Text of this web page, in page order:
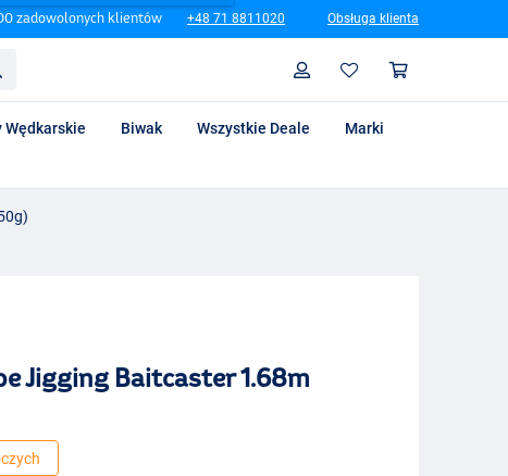
zadowolonych klientów +48 71 8811020 Obsługa klienta
Profil
Wędkarskie Biwak Wszystkie Deale
Marki
Jigging Baitcaster 1.68m